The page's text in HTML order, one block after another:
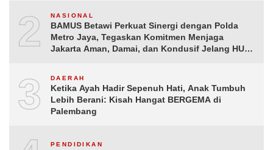
2 NASIONAL
BAMUS Betawi Perkuat Sinergi dengan Polda
Metro Jaya, Tegaskan Komitmen Menjaga
Jakarta Aman, Damai, dan Kondusif Jelang HUT
3 DAERAH
Ketika Ayah Hadir Sepenuh Hati, Anak Tumbuh
Lebih Berani: Kisah Hangat BERGEMA di
Palembang
PENDIDIKAN